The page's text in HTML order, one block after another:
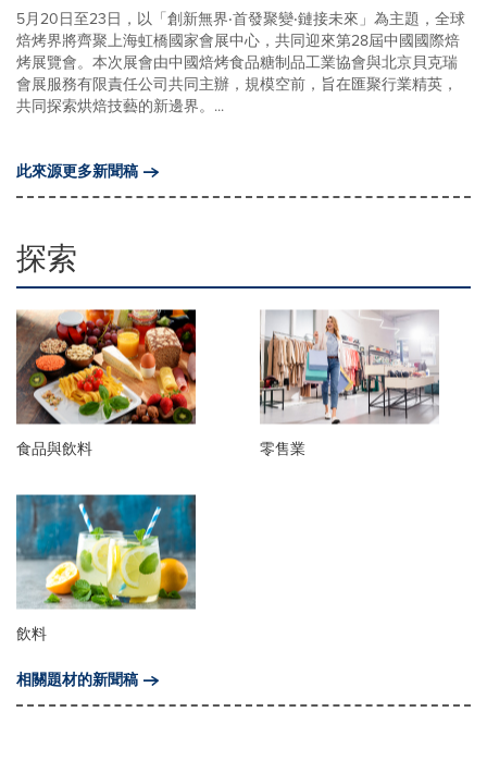
5月20日至23日，以「創新無界‧首發聚變‧鏈接未來」為主題，全球
焙烤界將齊聚上海虹橋國家會展中心，共同迎來第28屆中國國際焙
烤展覽會。本次展會由中國焙烤食品糖制品工業協會與北京貝克瑞
會展服務有限責任公司共同主辦，規模空前，旨在匯聚行業精英，
共同探索烘焙技藝的新邊界。...
此來源更多新聞稿
探索
食品與飲料 零售業
飲料
相關題材的新聞稿